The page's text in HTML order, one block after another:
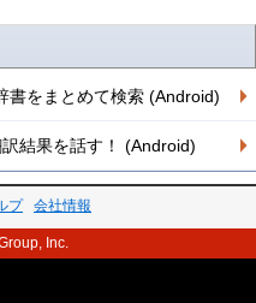
書をまとめて検索 (Android)
結果を話す！ (Android)
プ 会社情報
Inc.